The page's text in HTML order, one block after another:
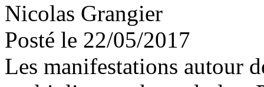
Nicolas Grangier
Posté le 22/05/2017
Les manifestations autour